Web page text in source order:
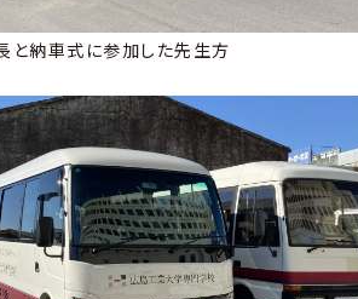
と納車式に参加した先生方